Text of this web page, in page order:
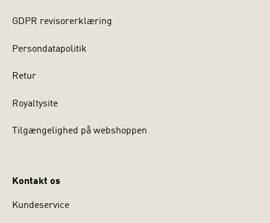
GDPR revisorerklæring
Persondatapolitik
Retur
Royaltysite
Tilgængelighed på webshoppen
Kontakt os
Kundeservice